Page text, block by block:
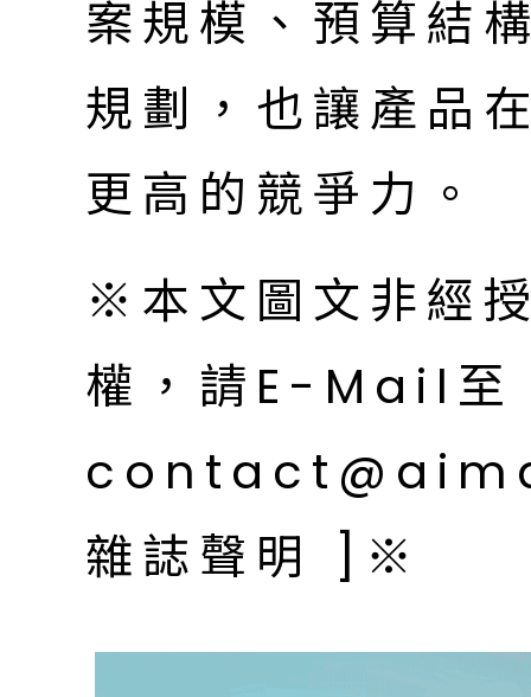
案規模、預算結
規劃，也讓產品
更高的競爭力。
※本文圖文非經
權，請E-Mail至
雜誌聲明 ]※